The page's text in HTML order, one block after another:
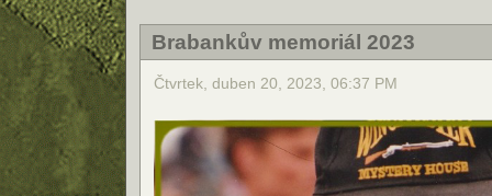
Brabankův memoriál 2023
Čtvrtek, duben 20, 2023, 06:37 PM